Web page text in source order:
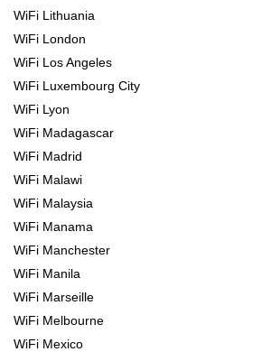
WiFi Lithuania
WiFi London
WiFi Los Angeles
WiFi Luxembourg City
WiFi Lyon
WiFi Madagascar
WiFi Madrid
WiFi Malawi
WiFi Malaysia
WiFi Manama
WiFi Manchester
WiFi Manila
WiFi Marseille
WiFi Melbourne
WiFi Mexico